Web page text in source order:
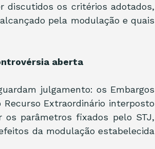
discutidos os critérios adotados,
pela modulação e quais
aberta
julgamento: os Embargos
Recurso Extraordinário interposto
parâmetros fixados pelo STJ,
da modulação estabelecida